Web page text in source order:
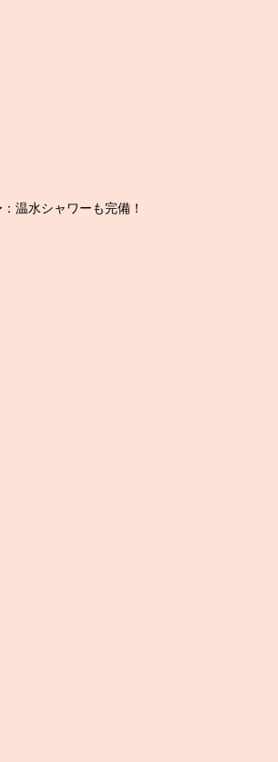
：温水シャワーも完備！